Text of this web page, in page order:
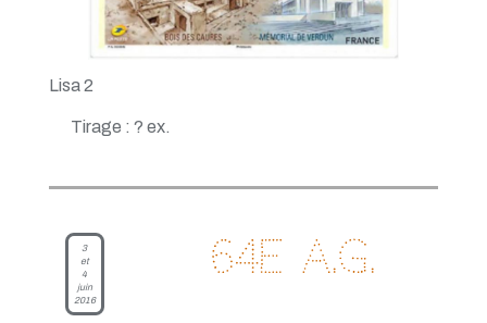
Lisa 2
Tirage : ? ex.
3
et
4
juin
2016
64e A.G.